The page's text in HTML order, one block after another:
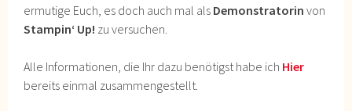
ermutige Euch, es doch auch mal als Demonstratorin von
Stampin‘ Up! zu versuchen.
Alle Informationen, die Ihr dazu benötigst habe ich Hier
bereits einmal zusammengestellt.